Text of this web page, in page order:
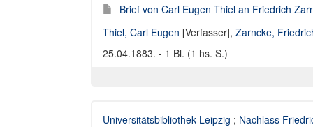
Brief von Carl Eugen Thiel an Friedrich
Thiel, Carl Eugen [Verfasser], Zarncke,
25.04.1883. - 1 Bl. (1 hs. S.)
Universitätsbibliothek Leipzig ; Nachlass